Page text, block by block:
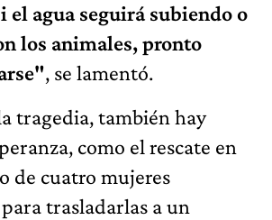
el agua seguirá subiendo o
los animales, pronto
, se lamentó.
tragedia, también hay
como el rescate en
de cuatro mujeres
trasladarlas a un